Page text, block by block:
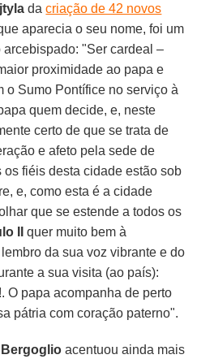
dacriação de 42 novos
aparecia o seu nome, foi um
arcebispado: "Ser cardeal –
proximidade ao papa e
o Sumo Pontífice no serviço à
quem decide, e, neste
certo de que se trata de
e afeto pela sede de
os fiéis desta cidade estão sob
e, como esta é a cidade
que se estende a todos os
II
quer muito bem à
da sua voz vibrante e do
a sua visita (ao país):
O papa acompanha de perto
pátria com coração paterno".
acentuou ainda mais